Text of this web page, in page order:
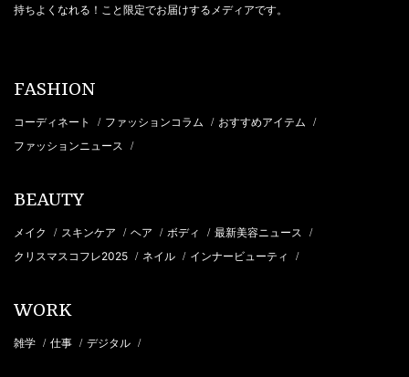
持ちよくなれる！こと限定でお届けするメディアです。
FASHION
コーディネート / ファッションコラム / おすすめアイテム /
ファッションニュース /
BEAUTY
メイク / スキンケア / ヘア / ボディ / 最新美容ニュース /
クリスマスコフレ2025 / ネイル / インナービューティ /
WORK
雑学 / 仕事 / デジタル /